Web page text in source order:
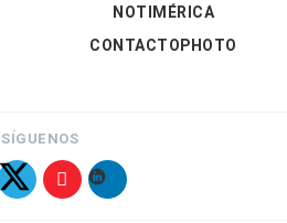
NOTIMÉRICA
CONTACTOPHOTO
SÍGUENOS